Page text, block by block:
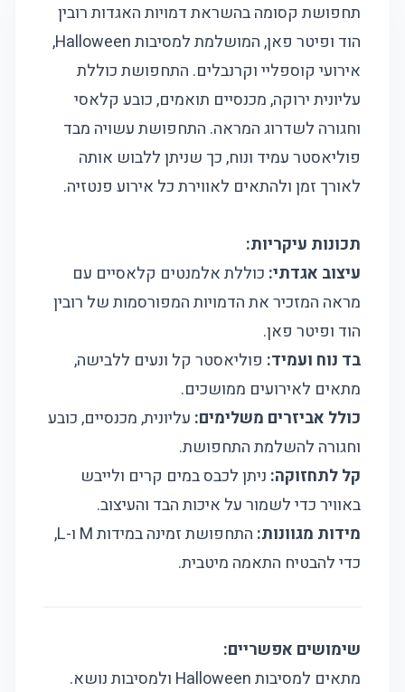
תחפושת קסומה בהשראת דמויות האגדות רובין
הוד ופיטר פאן, המושלמת למסיבות Halloween,
אירועי קוספליי וקרנבלים. התחפושת כוללת
עליונית ירוקה, מכנסיים תואמים, כובע קלאסי
וחגורה לשדרוג המראה. התחפושת עשויה מבד
פוליאסטר עמיד ונוח, כך שניתן ללבוש אותה
לאורך זמן ולהתאים לאווירת כל אירוע פנטזיה.
תכונות עיקריות:
עיצוב אגדתי: כוללת אלמנטים קלאסיים עם
מראה המזכיר את הדמויות המפורסמות של רובין
הוד ופיטר פאן.
בד נוח ועמיד: פוליאסטר קל ונעים ללבישה,
מתאים לאירועים ממושכים.
כולל אביזרים משלימים: עליונית, מכנסיים, כובע
וחגורה להשלמת התחפושת.
קל לתחזוקה: ניתן לכבס במים קרים ולייבש
באוויר כדי לשמור על איכות הבד והעיצוב.
מידות מגוונות:
התחפושת זמינה במידות M ו-L,
כדי להבטיח התאמה מיטבית.
שימושים אפשריים:
מתאים למסיבות Halloween ולמסיבות נושא.